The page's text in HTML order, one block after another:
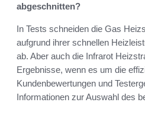
abgeschnitten?
In Tests schneiden die Gas
aufgrund ihrer schnellen
ab. Aber auch die Infrarot
Ergebnisse, wenn es um die
Kundenbewertungen und
Informationen zur Auswahl des